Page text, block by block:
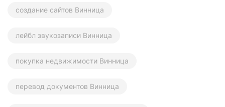
создание сайтов Винница
лейбл звукозаписи Винница
покупка недвижимости Винница
перевод документов Винница